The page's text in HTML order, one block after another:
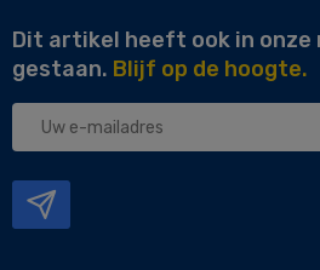
Dit artikel heeft ook in onze
gestaan. Blijf op de hoogte.
Uw